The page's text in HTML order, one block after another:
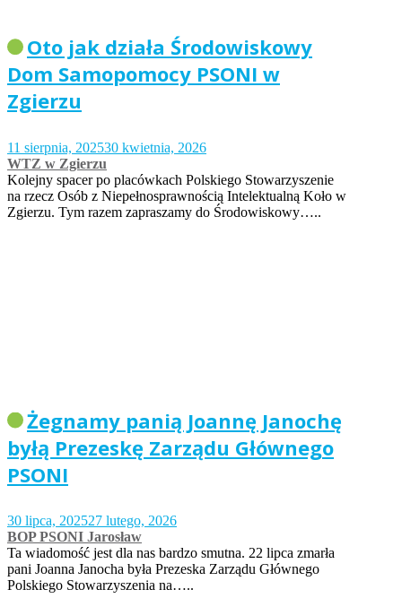
Oto jak działa Środowiskowy
Dom Samopomocy PSONI w
Zgierzu
11 sierpnia, 202530 kwietnia, 2026
WTZ w Zgierzu
Kolejny spacer po placówkach Polskiego Stowarzyszenie
na rzecz Osób z Niepełnosprawnością Intelektualną Koło w
Zgierzu. Tym razem zapraszamy do Środowiskowy…..
Żegnamy panią Joannę Janochę
byłą Prezeskę Zarządu Głównego
PSONI
30 lipca, 202527 lutego, 2026
BOP PSONI Jarosław
Ta wiadomość jest dla nas bardzo smutna. 22 lipca zmarła
pani Joanna Janocha była Prezeska Zarządu Głównego
Polskiego Stowarzyszenia na…..